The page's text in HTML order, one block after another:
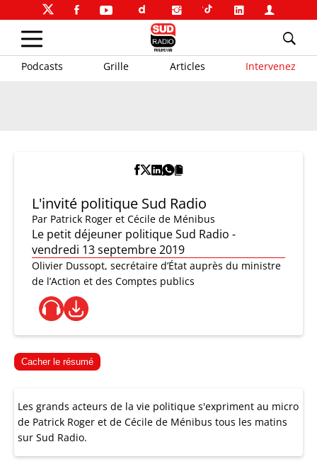
Podcasts Grille Articles Intervenez
L'invité politique Sud Radio
Par Patrick Roger et Cécile de Ménibus
Le petit déjeuner politique Sud Radio -
vendredi 13 septembre 2019
Olivier Dussopt, secrétaire d’État auprès du ministre
de l’Action et des Comptes publics
Cacher le résumé
Les grands acteurs de la vie politique s'expriment au micro
de Patrick Roger et de Cécile de Ménibus tous les matins
sur Sud Radio.